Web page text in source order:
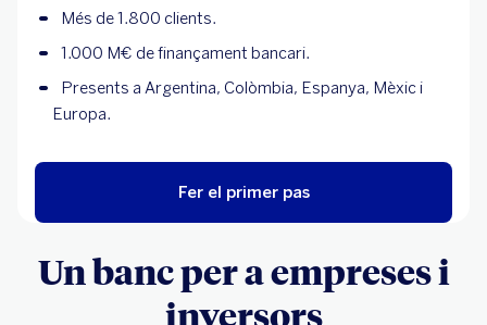
Més de 1.800 clients.
1.000 M€ de finançament bancari.
Presents a Argentina, Colòmbia, Espanya, Mèxic i
Europa.
Fer el primer pas
Un banc per a empreses i
inversors